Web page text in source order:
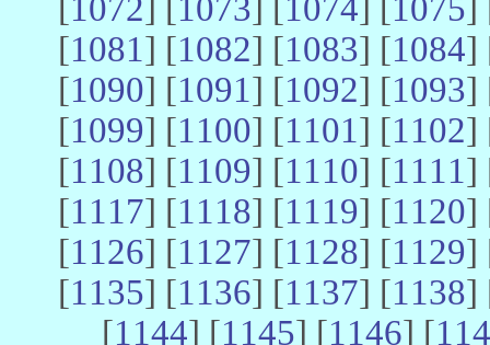
[1072] [1073] [1074] [1075]
[1081] [1082] [1083] [1084]
[1090] [1091] [1092] [1093]
[1099] [1100] [1101] [1102]
[1108] [1109] [1110] [1111]
[1117] [1118] [1119] [1120]
[1126] [1127] [1128] [1129]
[1135] [1136] [1137] [1138]
[1144] [1145] [1146] [